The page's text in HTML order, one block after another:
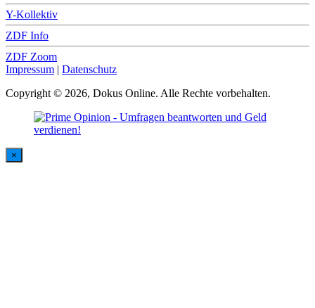
Y-Kollektiv
ZDF Info
ZDF Zoom
Impressum | Datenschutz
Copyright © 2026, Dokus Online. Alle Rechte vorbehalten.
×